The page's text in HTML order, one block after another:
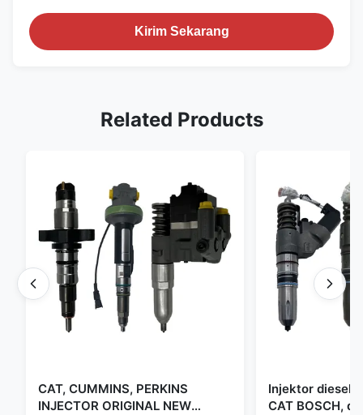
Kirim Sekarang
Related Products
CAT, CUMMINS, PERKINS
INJECTOR ORIGINAL NEW
Injektor diesel
CAT BOSCH,